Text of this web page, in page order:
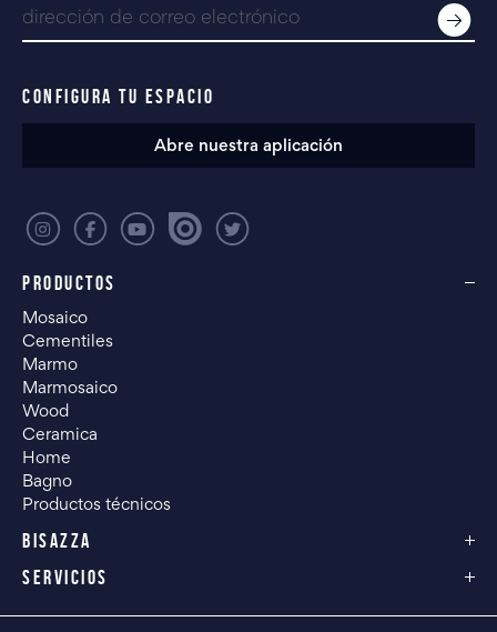
PRODUCTOS
Mosaico
Cementiles
Marmo
Marmosaico
Wood
Ceramica
Home
Bagno
Productos técnicos
BISAZZA
SERVICIOS
CONFIGURA TU ESPACIO
Abre nuestra aplicación